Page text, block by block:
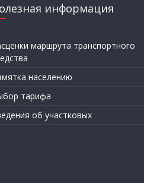
информация
маршрута транспортного
населению
тарифа
об участковых